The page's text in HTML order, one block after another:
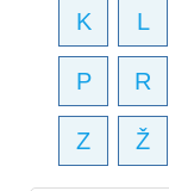
K L
P R
Z Ž